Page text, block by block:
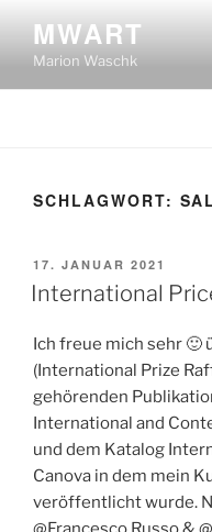
Inhalt
springen
MWART
Marion Waschk
SCHLAGWORT:
VERÖFFENTLICHT
AM
17. JANUAR 2021
International
Ich freue mich sehr 🙂
(International Prize
gehörenden
International and
und dem Katalog
Canova in dem mein
veröffentlicht wurde.